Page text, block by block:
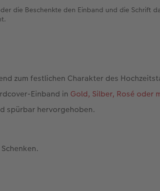
die Beschenkte den Einband und die Schrift
zum festlichen Charakter des
Einband in Gold, Silber, Rosé oder
spürbar hervorgehoben.